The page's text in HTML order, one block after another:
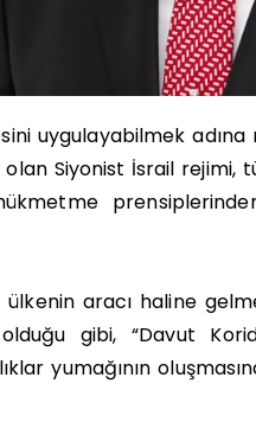
uygulayabilmek
Siyonist İsrail rejimi,
aracı haline
gibi, “Davut
yumağının